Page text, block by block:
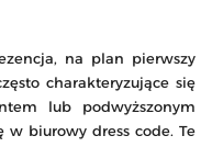
na plan pierwszy
charakteryzujące się
lub podwyższonym
w biurowy dress code. Te